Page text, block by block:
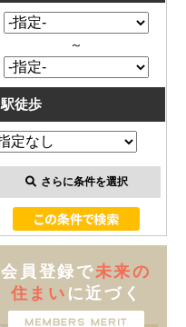
～
駅徒歩
さらに条件を選択
会員登録で未来の
住まい に近づく